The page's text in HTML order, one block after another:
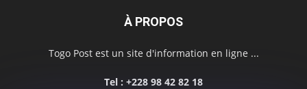
À PROPOS
Togo Post est un site d'information en ligne ...
Tel : +228 98 42 82 18